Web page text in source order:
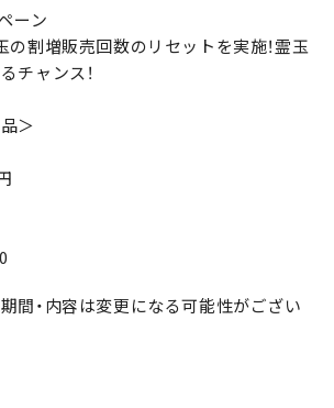
ーン
の割増販売回数のリセットを実施！霊玉
チャンス！
＞
間・内容は変更になる可能性がござい